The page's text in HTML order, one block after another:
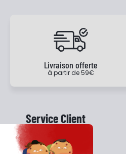
Livraison offerte
à partir de 59€
Service Client
Garantie 3 ans